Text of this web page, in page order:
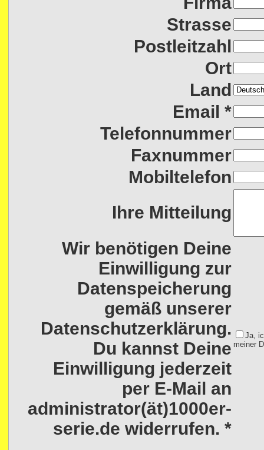
Strasse
Postleitzahl
Ort
Land
Email *
Telefonnummer
Faxnummer
Mobiltelefon
Ihre Mitteilung
Wir benötigen Deine
Einwilligung zur
Datenspeicherung
gemäß unserer
Datenschutzerklärung.
Du kannst Deine
Einwilligung jederzeit
per E-Mail an
administrator(ät)1000er-
serie.de widerrufen. *
Ja,
meiner